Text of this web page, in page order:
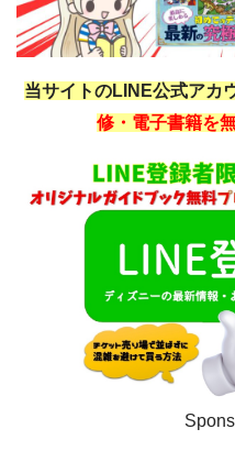
当サイトのLINE公式アカ
修・電子書籍を